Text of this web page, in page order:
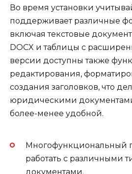
Во время установки
поддерживает различные
включая текстовые
DOCX и таблицы с
версии доступны также
редактирования,
создания заголовков, что
юридическими
более-менее удобной.
Многофункциональный
работать с различными
документами.